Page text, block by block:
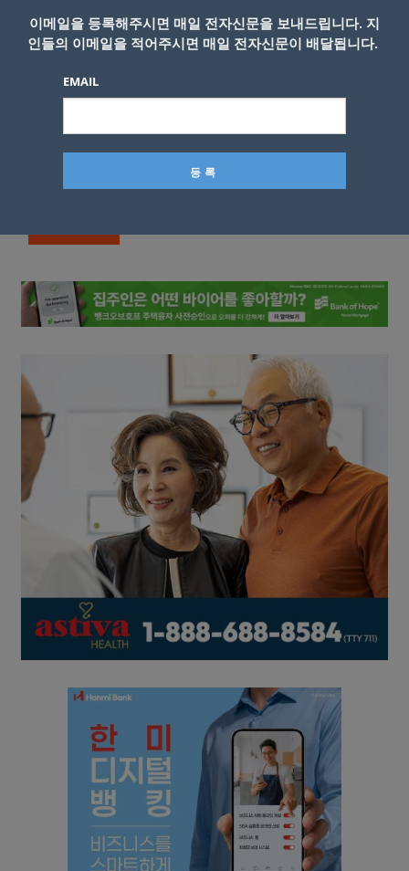
이메일을 등록해주시면 매일 전자신문을 보내드립니다. 지
인들의 이메일을 적어주시면 매일 전자신문이 배달됩니다.
EMAIL